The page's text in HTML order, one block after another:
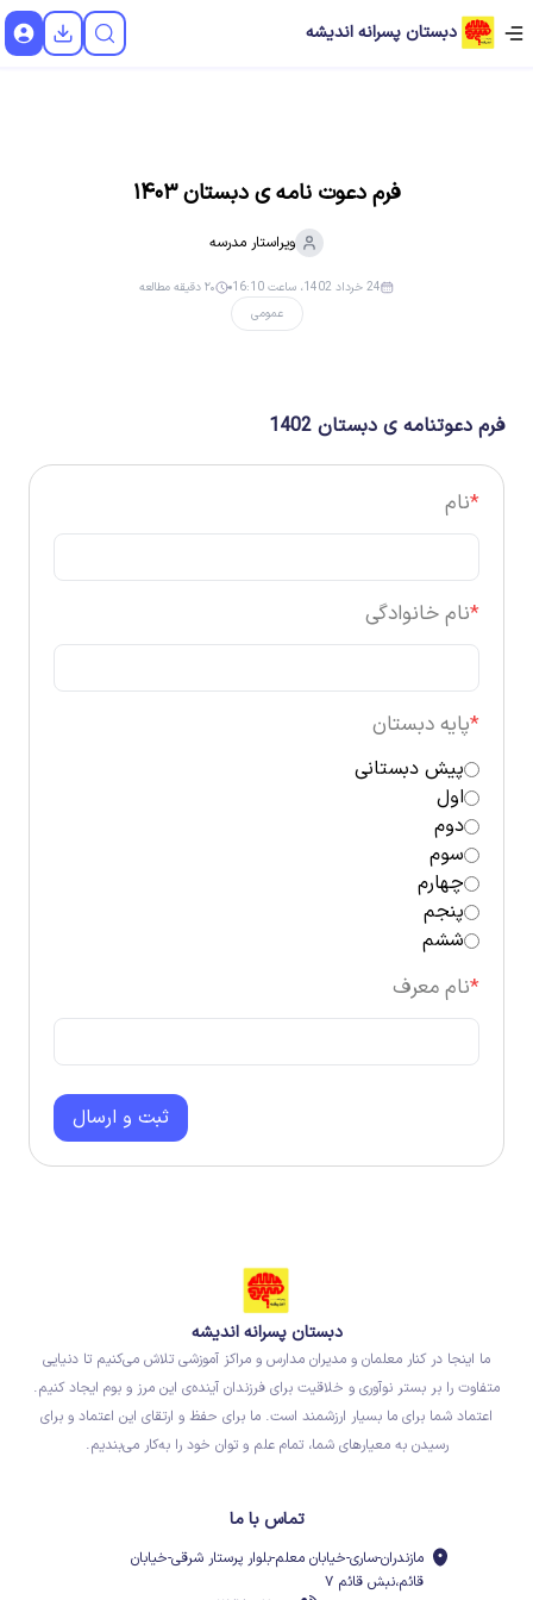
دبستان پسرانه اندیشه
فرم دعوت نامه ی دبستان ۱۴۰۳
ویراستار مدرسه
عمومی
24 خرداد 1402، ساعت 16:10 ۲۰ دقیقه مطالعه
فرم دعوتنامه ی دبستان 1402
*نام
*نام خانوادگی
*پایه دبستان
پیش دبستانی
اول
دوم
سوم
چهارم
پنجم
ششم
*نام معرف
ثبت و ارسال
دبستان پسرانه اندیشه
ما اینجا در کنار معلمان و مدیران مدارس و مراکز آموزشی تلاش می‌کنیم تا دنیایی
متفاوت را بر بستر نوآوری و خلاقیت برای فرزندان آینده‌ی این مرز و بوم ایجاد کنیم.
اعتماد شما برای ما بسیار ارزشمند است. ما برای حفظ و ارتقای این اعتماد و برای
رسیدن به معیارهای شما، تمام علم و توان خود را به‌کار می‌بندیم.
تماس با ما
مازندران-ساری-خیابان معلم-بلوار پرستار شرقی-خیابان
قائم،نبش قائم ۷